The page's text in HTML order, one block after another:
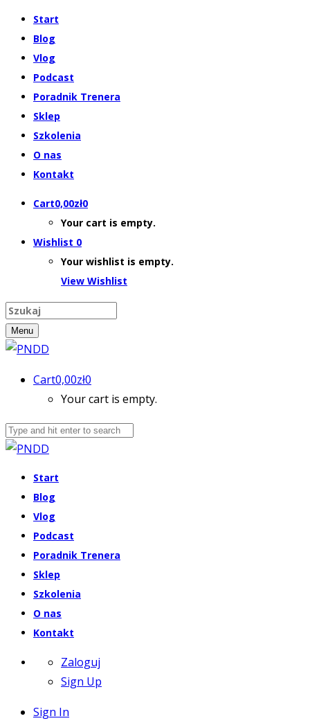
Start
Blog
Vlog
Podcast
Poradnik Trenera
Sklep
Szkolenia
O nas
Kontakt
Cart0,00zł0
Your cart is empty.
Wishlist 0
Your wishlist is empty.
View Wishlist
Menu
Cart0,00zł0
Your cart is empty.
Start
Blog
Vlog
Podcast
Poradnik Trenera
Sklep
Szkolenia
O nas
Kontakt
Zaloguj
Sign Up
Sign In